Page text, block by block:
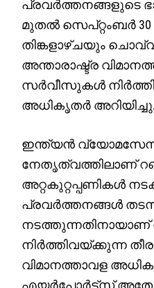
പ്രവർത്തനങ്ങളുടെ
മുതൽ സെപ്റ്റംബർ
തിങ്കളാഴ്ചയും
അന്താരാഷ്ട്ര
സർവീസുകൾ
അധികൃതർ അറിയിച്ചു.
ഇന്ത്യൻ
നേതൃത്വത്തിലാണ്
അറ്റകുറ്റപ്പണികൾ
പ്രവർത്തനങ്ങൾ
നിർത്തിവയ്ക്കുന്ന
വിമാനത്താവള
എയർപോർട്സ്